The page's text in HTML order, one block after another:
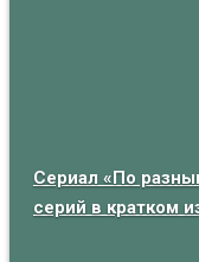
Сериал «По
серий в кратком